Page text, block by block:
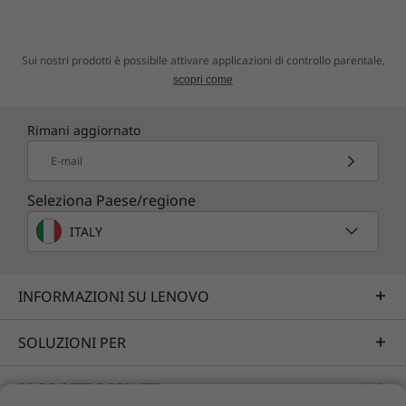
certificazione TÜV garantisce un minore
affaticamento degli occhi dopo lunghe ore di
Sui nostri prodotti è possibile attivare applicazioni di controllo parentale,
scopri come
Rimani aggiornato
E-mail
Seleziona Paese/regione
ITALY
INFORMAZIONI SU LENOVO
SOLUZIONI PER
PRODOTTI E SERVIZI